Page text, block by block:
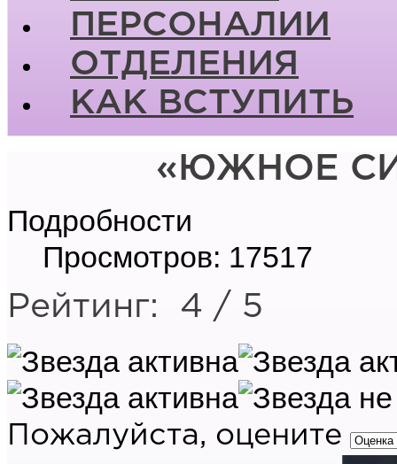
ПЕРСОНАЛИИ
ОТДЕЛЕНИЯ
КАК ВСТУПИТЬ
«ЮЖНОЕ
Подробности
Просмотров: 17517
Рейтинг: 4 / 5
Пожалуйста, оцените